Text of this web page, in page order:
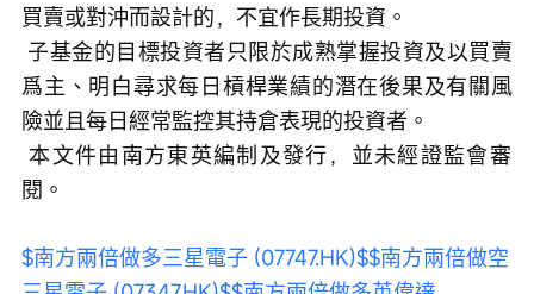
買賣或對沖而設計的，不宜作長期投資。
爲主、明白尋求每日槓桿業績的潛在後果及有關風
險並且每日經常監控其持倉表現的投資者。
本文件由南方東英編制及發行，並未經證監會審
閱。
$南方兩倍做多三星電子 (07747.HK)$$南方兩倍做空